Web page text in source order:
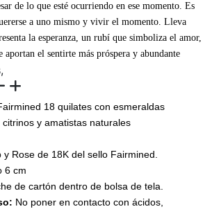
de lo que esté ocurriendo en ese momento. Es
a uno mismo y vivir el momento. Lleva
la esperanza, un rubí que simboliza el amor,
aportan el sentirte más próspera y abundante
18 quilates con esmeraldas
y amatistas naturales
y Rose de 18K del sello Fairmined.
6 cm
de cartón dentro de bolsa de tela.
No poner en contacto con ácidos,